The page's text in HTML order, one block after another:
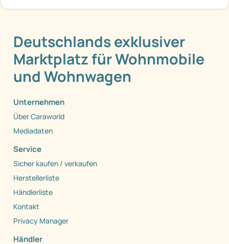
Deutschlands exklusiver
Marktplatz für Wohnmobile
und Wohnwagen
Unternehmen
Über Caraworld
Mediadaten
Service
Sicher kaufen / verkaufen
Herstellerliste
Händlerliste
Kontakt
Privacy Manager
Händler